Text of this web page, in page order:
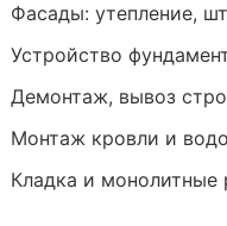
Фасады: утепление,
Устройство
Демонтаж, вывоз
Монтаж кровли и
Кладка и монолитные